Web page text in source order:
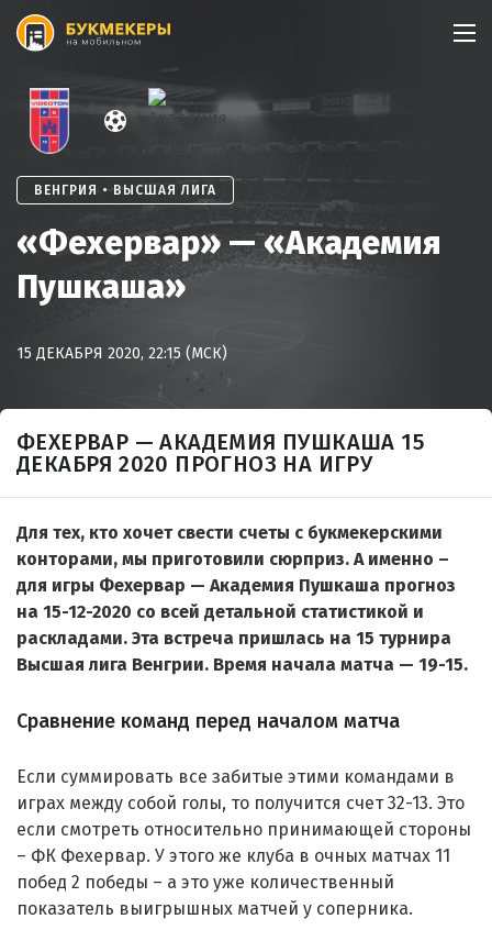
Skip
ВЕНГРИЯ • ВЫСШАЯ ЛИГА
«Фехервар» — «Академия
Пушкаша»
15 ДЕКАБРЯ 2020, 22:15 (МСК)
ФЕХЕРВАР — АКАДЕМИЯ ПУШКАША 15
ДЕКАБРЯ 2020 ПРОГНОЗ НА ИГРУ
Для тех, кто хочет свести счеты с букмекерскими
конторами, мы приготовили сюрприз. А именно –
для игры Фехервар — Академия Пушкаша прогноз
на 15-12-2020 со всей детальной статистикой и
раскладами. Эта встреча пришлась на 15 турнира
Высшая лига Венгрии. Время начала матча — 19-15.
Сравнение команд перед началом матча
Если суммировать все забитые этими командами в
играх между собой голы, то получится счет 32-13. Это
если смотреть относительно принимающей стороны
– ФК Фехервар. У этого же клуба в очных матчах 11
побед 2 победы – а это уже количественный
показатель выигрышных матчей у соперника.